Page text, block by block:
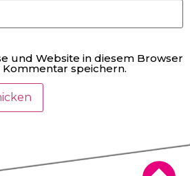
und Website in diesem Browser
speichern.